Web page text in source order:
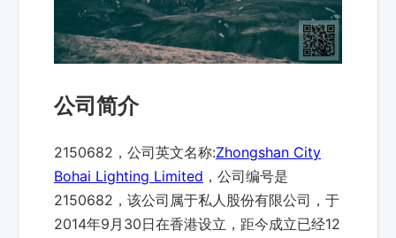
公司简介
2150682，公司英文名称:Zhongshan City
Bohai Lighting Limited ，公司编号是
2150682，该公司属于私人股份有限公司，于
2014年9月30日在香港设立，距今成立已经12